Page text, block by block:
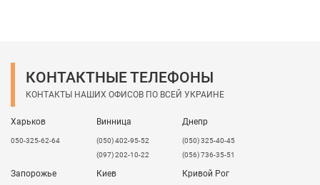
стабилизатора, функциональные добавки и т.д.
В процессе производства соблюдается контроль
качества и производятся собственные испытания
продукции. PromoPlast PP имеет все необходимые
сертификаты: ТУ, санитарно-эпидемиологические
КОНТАКТНЫЕ ТЕЛЕФОНЫ
КОНТАКТЫ НАШИХ ОФИСОВ ПО ВСЕЙ УКРАИНЕ
Харьков
050-325-62-64
Винница
(050) 402-95-52
(097) 202-10-22
Днепр
(050) 325-40-45
(056) 736-35-51
Запорожье Киев Кривой Рог